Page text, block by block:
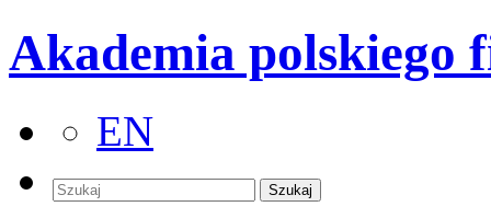
Akademia polskiego
EN